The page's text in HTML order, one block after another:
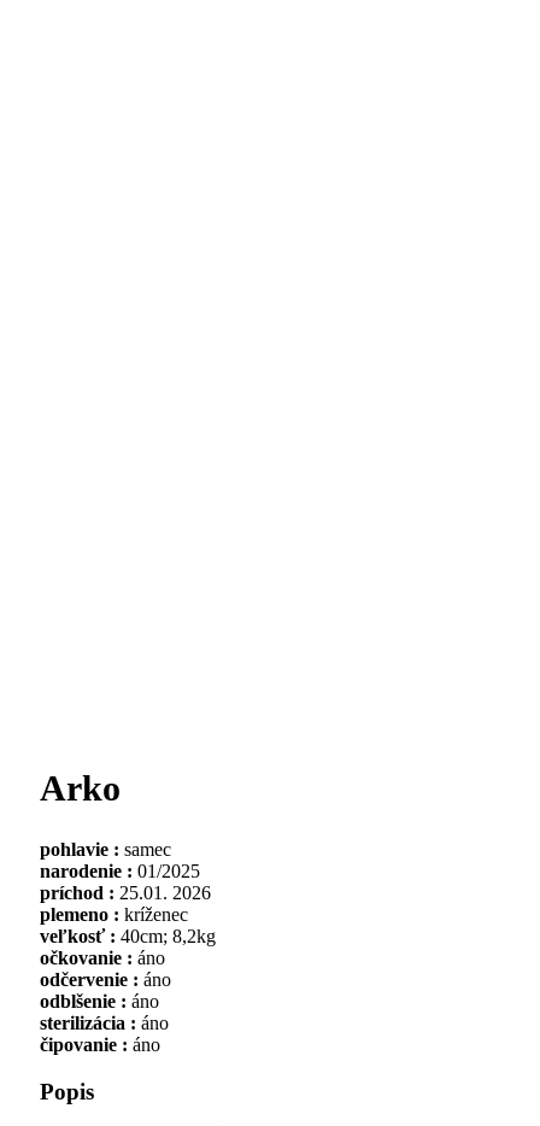
Arko
pohlavie : samec
narodenie : 01/2025
príchod : 25.01. 2026
plemeno : kríženec
veľkosť : 40cm; 8,2kg
očkovanie : áno
odčervenie : áno
odblšenie : áno
sterilizácia : áno
čipovanie : áno
Popis